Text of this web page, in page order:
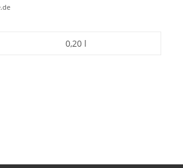
0,20 l